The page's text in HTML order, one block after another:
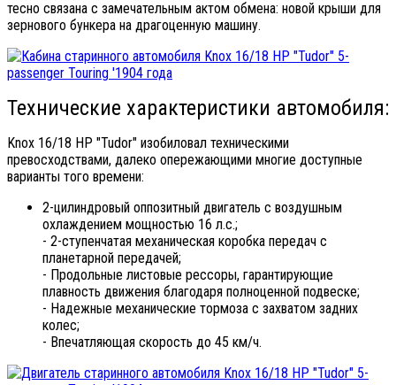
тесно связана с замечательным актом обмена: новой крыши для
зернового бункера на драгоценную машину.
Технические характеристики автомобиля:
Knox 16/18 HP "Tudor" изобиловал техническими
превосходствами, далеко опережающими многие доступные
варианты того времени:
2-цилиндровый оппозитный двигатель с воздушным
охлаждением мощностью 16 л.с.;
- 2-ступенчатая механическая коробка передач с
планетарной передачей;
- Продольные листовые рессоры, гарантирующие
плавность движения благодаря полноценной подвеске;
- Надежные механические тормоза с захватом задних
колес;
- Впечатляющая скорость до 45 км/ч.